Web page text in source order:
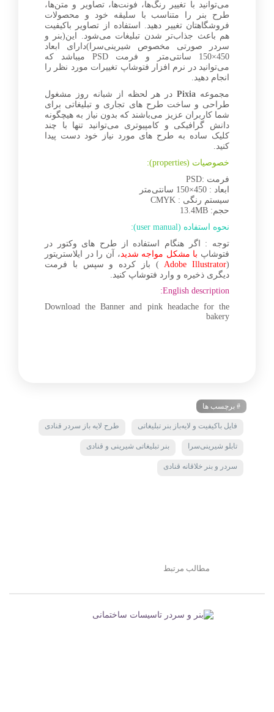
می‌توانید با تغییر رنگ‌ها، فونت‌ها، تصاویر و متن‌ها،
طرح بنر را متناسب با سلیقه خود و محصولات
فروشگاهتان تغییر دهید. استفاده از تصاویر باکیفیت
هم باعث جذاب‌تر شدن تبلیغات می‌شود. این(بنر و
سردر صورتی مخصوص شیرینی‌سرا)دارای ابعاد
450×150 سانتی‌متر و فرمت PSD میباشد که
می‌توانید در نرم افزار فتوشاپ تغییرات مورد نظر را
انجام دهید.
مجموعه Pixia در هر لحظه از شبانه روز مشغول
طراحی و ساخت طرح های تجاری و تبلیغاتی برای
شما کاربران عزیز می‌باشند که بدون نیاز به هیچگونه
دانش گرافیکی و کامپیوتری می‌توانید تنها با چند
کلیک ساده به طرح های مورد نیاز خود دست پیدا
کنید.
خصوصیات (properties):
فرمت :PSD
ابعاد : 450×150 سانتی‌متر
سیستم رنگی : CMYK
حجم: 13.4MB
نحوه استفاده (user manual):
توجه : اگر هنگام استفاده از طرح های وکتور در
فتوشاپ با مشکل مواجه شدید، آن را در ایلاستریتور
(
Adobe Illustrator) باز کرده و سپس با فرمت
دیگری ذخیره و وارد فتوشاپ کنید.
English description:
Download the Banner and pink headache for the
bakery
# برچسب ها
فایل باکیفیت و لایه‌باز بنر تبلیغاتی طرح لایه باز سردر قنادی
تابلو شیرینی‌سرا بنر تبلیغاتی شیرینی و قنادی
سردر و بنر خلاقانه قنادی
مطالب مرتبط